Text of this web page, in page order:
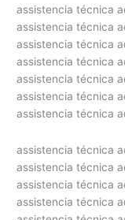
assistencia técnica
assistencia técnica
assistencia técnica
assistencia técnica
assistencia técnica
assistencia técnica
assistencia técnica
assistencia técnica
assistencia técnica
assistencia técnica
assistencia técnica